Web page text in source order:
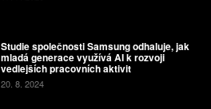
Studie společnosti Samsung odhaluje, jak
mladá generace využívá AI k rozvoji
vedlejších pracovních aktivit
20. 8. 2024